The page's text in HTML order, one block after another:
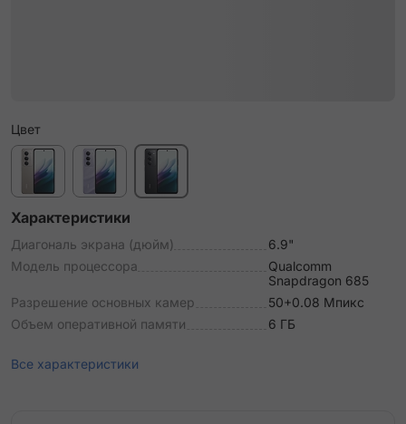
Цвет
Характеристики
Диагональ экрана (дюйм)
6.9"
Модель процессора
Qualcomm
Snapdragon 685
Разрешение основных камер
50+0.08 Мпикс
Объем оперативной памяти
6 ГБ
Все характеристики